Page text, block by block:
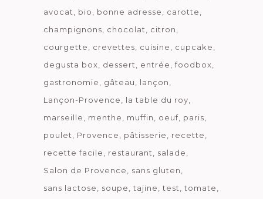
avocat
bio bonne adresse
carotte
champignons
chocolat
citron
courgette
crevettes cuisine
cupcake
degusta box
dessert entrée
foodbox
gastronomie
gâteau
lançon
Lançon-Provence
la table du roy
marseille
menthe muffin oeuf paris
poulet
Provence pâtisserie
recette
recette facile
restaurant
salade
Salon de Provence
sans gluten
sans lactose
soupe tajine test tomate